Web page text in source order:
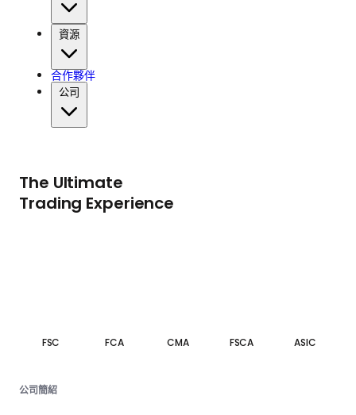
資源
合作夥伴
公司
The Ultimate
Trading Experience
FSC FCA CMA FSCA ASIC
公司簡紹